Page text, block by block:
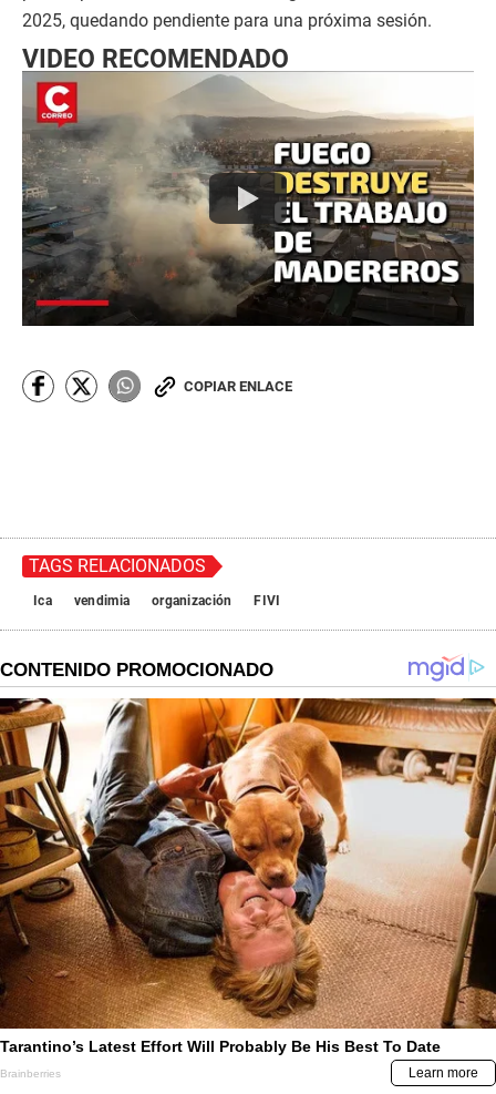
2025, quedando pendiente para una próxima sesión.
VIDEO RECOMENDADO
COPIAR ENLACE
TAGS RELACIONADOS
Ica vendimia organización FIVI